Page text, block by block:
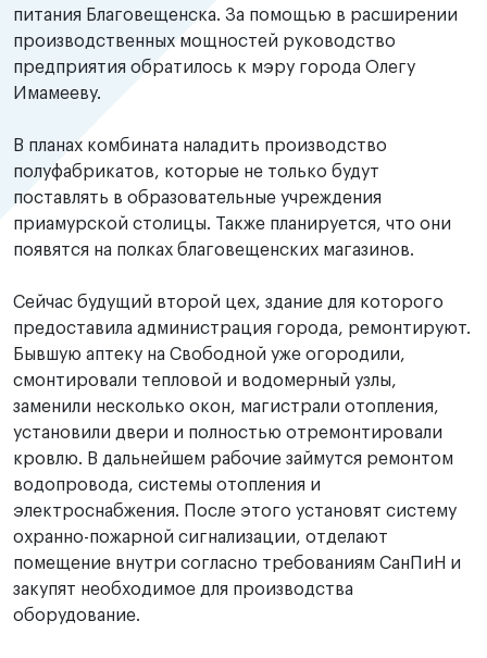
питания Благовещенска. За помощью в расширении
производственных мощностей руководство
предприятия обратилось к мэру города Олегу
Имамееву.
В планах комбината наладить производство
полуфабрикатов, которые не только будут
поставлять в образовательные учреждения
приамурской столицы. Также планируется, что они
появятся на полках благовещенских магазинов.
Сейчас будущий второй цех, здание для которого
предоставила администрация города, ремонтируют.
Бывшую аптеку на Свободной уже огородили,
смонтировали тепловой и водомерный узлы,
заменили несколько окон, магистрали отопления,
установили двери и полностью отремонтировали
кровлю. В дальнейшем рабочие займутся ремонтом
водопровода, системы отопления и
электроснабжения. После этого установят систему
охранно-пожарной сигнализации, отделают
помещение внутри согласно требованиям СанПиН и
закупят необходимое для производства
оборудование.